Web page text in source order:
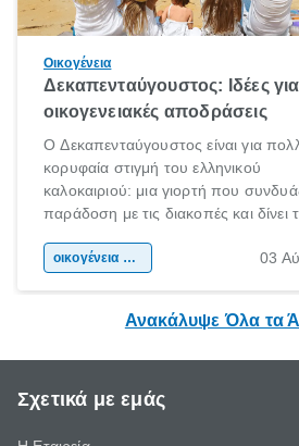
Οικογένεια
Δεκαπενταύγουστος: Ιδέες για
οικογενειακές αποδράσεις
Ο Δεκαπενταύγουστος είναι για
κορυφαία στιγμή του ελληνικού
καλοκαιριού: μια γιορτή που
παράδοση με τις διακοπές και δίνει
χώρας. Είτε πρόκειται για λίγες
οικογένεια & παιδί 03
Ανακάλυψε Όλα τα
Σχετικά με εμάς